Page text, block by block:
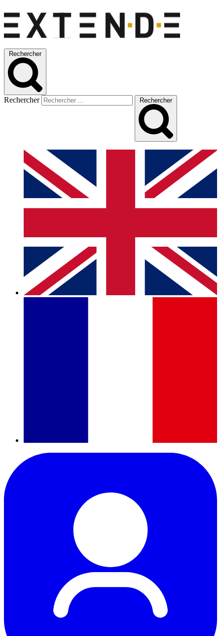
Rechercher
Rechercher Rechercher